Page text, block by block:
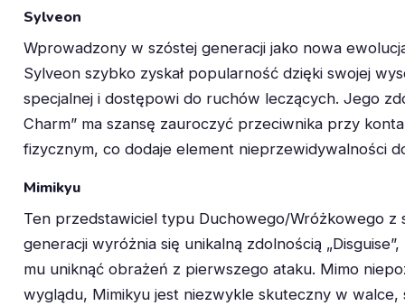
Sylveon
Wprowadzony w szóstej generacji jako nowa
Sylveon szybko zyskał popularność dzięki swojej
specjalnej i dostępowi do ruchów leczących. Jego
Charm” ma szansę zauroczyć przeciwnika przy
fizycznym, co dodaje element nieprzewidywalności
Mimikyu
Ten przedstawiciel typu Duchowego/Wróżkowego z
generacji wyróżnia się unikalną zdolnością
mu uniknąć obrażeń z pierwszego ataku. Mimo
wyglądu, Mimikyu jest niezwykle skuteczny w walce,